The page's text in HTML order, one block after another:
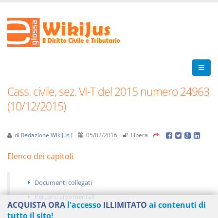
Cass. civile, sez. VI-T del 2015 numero 24963
(10/12/2015)
di Redazione WikiJus I 05/02/2016 Libera
Elenco dei capitoli
Documenti collegati
Percorsi argomentali
ACQUISTA ORA l'accesso ILLIMITATO ai contenuti di
tutto il sito!